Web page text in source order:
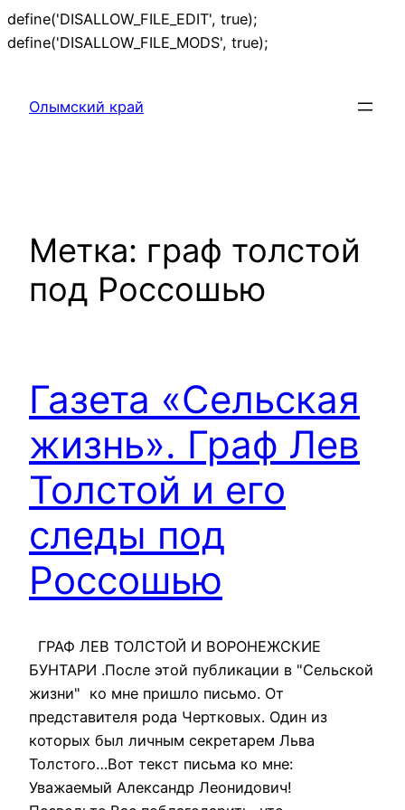
define('DISALLOW_FILE_EDIT', true);
define('DISALLOW_FILE_MODS', true);
Олымский край
Метка: граф толстой
под Россошью
Газета «Сельская
жизнь». Граф Лев
Толстой и его
следы под
Россошью
ГРАФ ЛЕВ ТОЛСТОЙ И ВОРОНЕЖСКИЕ
БУНТАРИ .После этой публикации в "Сельской
жизни" ко мне пришло письмо. От
представителя рода Чертковых. Один из
которых был личным секретарем Льва
Толстого…Вот текст письма ко мне:
Уважаемый Александр Леонидович!